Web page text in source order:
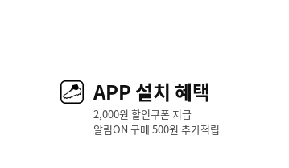
APP 설치 혜택
2,000원 할인쿠폰 지급
알림ON 구매 500원 추가적립